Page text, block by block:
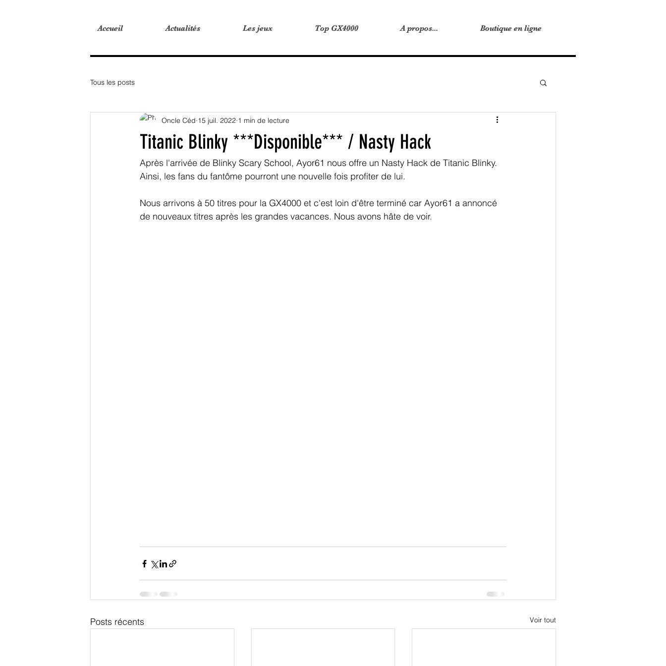
Accueil Actualités Les jeux Top GX4000 A propos... Boutique en ligne
Accueil Actualités Les jeux Top GX4000 A propos... Boutique en ligne
Tous les posts
Titanic Blinky ***Disponible*** / Nasty Hack
Oncle Céd 15 juil. 2022 1 min de lecture
Après l'arrivée de Blinky Scary School, Ayor61 nous offre un Nasty Hack de Titanic Blinky.
Ainsi, les fans du fantôme pourront une nouvelle fois profiter de lui.
Nous arrivons à 50 titres pour la GX4000 et c'est loin d'être terminé car Ayor61 a annoncé
de nouveaux titres après les grandes vacances. Nous avons hâte de voir.
Posts récents Voir tout